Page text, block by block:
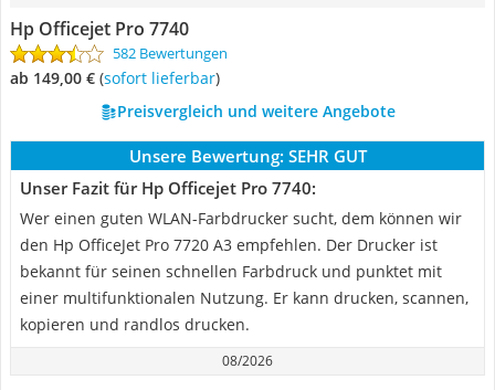
Hp Officejet Pro 7740
582 Bewertungen
ab 149,00 € ( Sofort lieferbar)
Preisvergleich und weitere Angebote
Unsere Bewertung: SEHR GUT
Unser Fazit für Hp Officejet Pro 7740:
Wer einen guten WLAN-Farbdrucker sucht, dem können wir
den Hp OfficeJet Pro 7720 A3 empfehlen. Der Drucker ist
bekannt für seinen schnellen Farbdruck und punktet mit
einer multifunktionalen Nutzung. Er kann drucken, scannen,
kopieren und randlos drucken.
08/2026